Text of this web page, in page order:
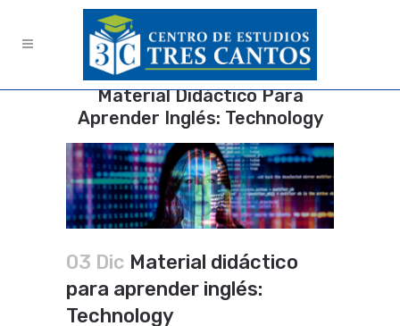
Material Didáctico Para
Aprender Inglés: Technology
03 Dic Material didáctico
para aprender inglés:
Technology